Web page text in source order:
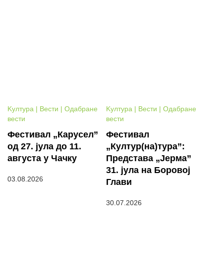
Kултура | Вести | Одабране
вести
Фестивал „Карусел”
од 27. јула до 11.
августа у Чачку
03.08.2026
Kултура | Вести | Одабране
вести
Фестивал
„Култур(на)тура”:
Представа „Јерма”
31. јула на Боровој
Глави
30.07.2026